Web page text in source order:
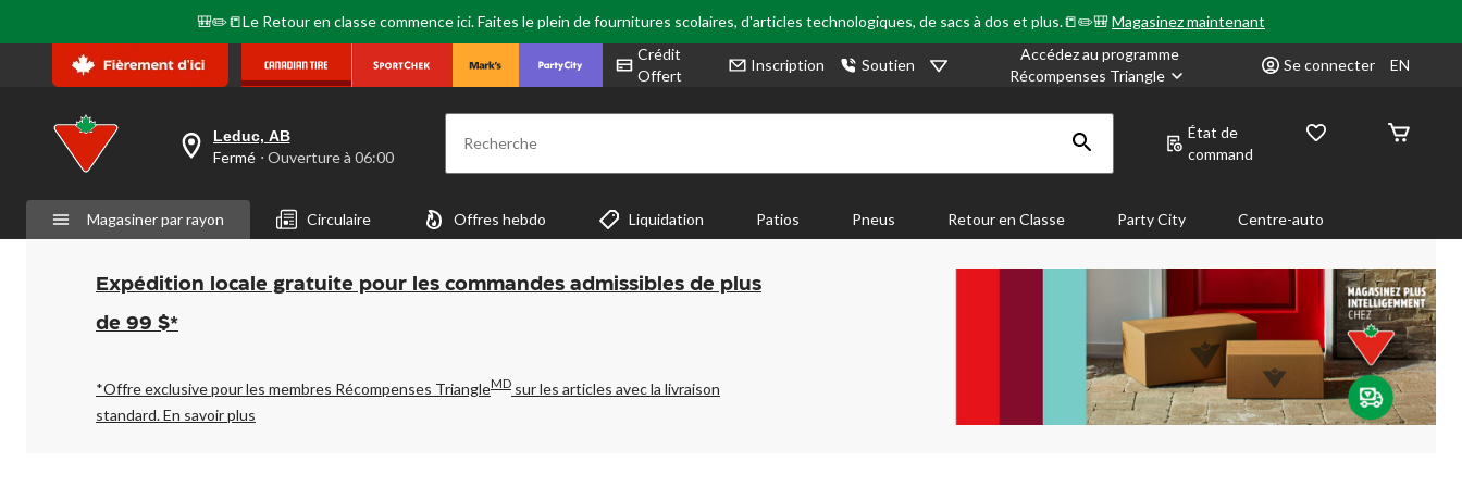
🎒✏️📒Le Retour en classe commence ici. Faites le plein de fournitures scolaires, d'articles technologiques, de sacs à dos et plus.📒✏️🎒Magasinez maintenant
Crédit
Offert
Inscription Soutien
Accédez au programme
Récompenses Triangle
Se connecter EN
votre
est
Leduc,
AB,
Fermé,
Ouverture
à
pour
changer
Leduc, AB
Fermé ⋅ Ouverture à 06:00 Recherche
État de
command
Magasiner par rayon Circulaire Offres hebdo Liquidation Patios Pneus Retour en Classe Party City Centre-auto
Expédition locale gratuite pour les commandes admissibles de plus
de 99 $*
*Offre exclusive pour les membres Récompenses TriangleMD sur les articles avec la livraison
standard.En savoir plus